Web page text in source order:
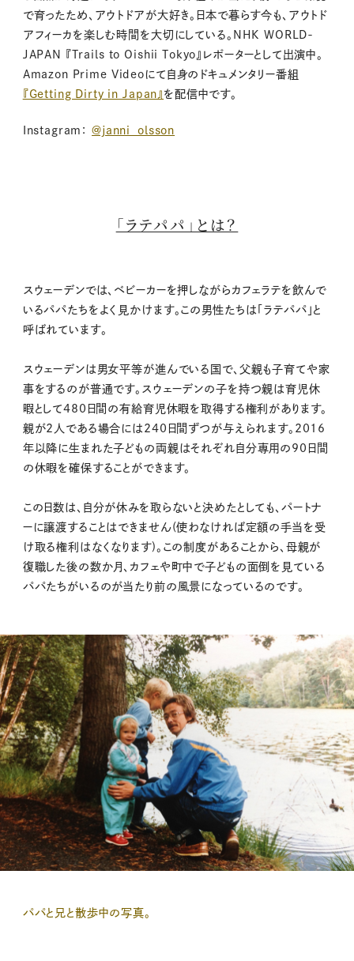
で育ったため、アウトドアが大好き。日本で暮らす今も、アウトド
アフィーカを楽しむ時間を大切にしている。NHK WORLD-
JAPAN 『Trails to Oishii Tokyo』レポーターとして出演中。
Amazon Prime Videoにて自身のドキュメンタリー番組
『Getting Dirty in Japan』 を配信中です。
Instagram：@janni_olsson
「ラテパパ」とは？
スウェーデンでは、ベビーカーを押しながらカフェラテを飲んで
いるパパたちをよく見かけます。この男性たちは「ラテパパ」と
呼ばれています。
スウェーデンは男女平等が進んでいる国で、父親も子育てや家
事をするのが普通です。スウェーデンの子を持つ親は育児休
暇として480日間の有給育児休暇を取得する権利があります。
親が2人である場合には240日間ずつが与えられます。2016
年以降に生まれた子どもの両親はそれぞれ自分専用の90日間
の休暇を確保することができます。
この日数は、自分が休みを取らないと決めたとしても、パートナ
ーに譲渡することはできません(使わなければ定額の手当を受
け取る権利はなくなります)。この制度があることから、母親が
復職した後の数か月、カフェや町中で子どもの面倒を見ている
パパたちがいるのが当たり前の風景になっているのです。
パパと兄と散歩中の写真。